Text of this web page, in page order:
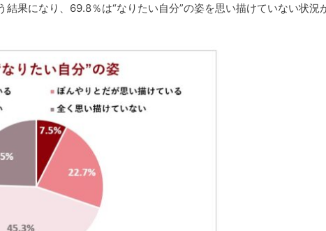
果になり、69.8％は“なりたい自分”の姿を思い描けていない状況